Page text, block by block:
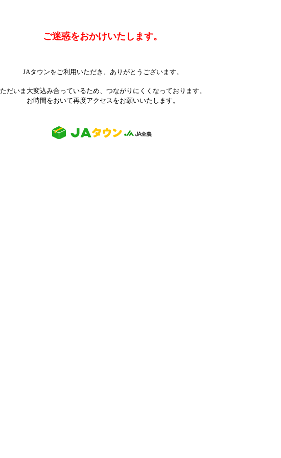
ご迷惑をおかけいたします。
JAタウンをご利用いただき、ありがとうございます。
ただいま大変込み合っているため、つながりにくくなっております。
お時間をおいて再度アクセスをお願いいたします。